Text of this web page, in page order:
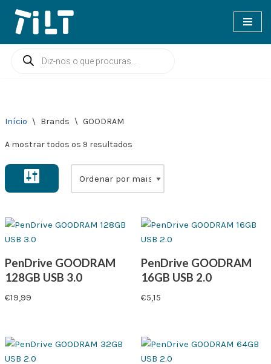
Avançar
para
Início \ Brands \ GOODRAM
A mostrar todos os 9 resultados
PenDrive GOODRAM
128GB USB 3.0
€19,99
PenDrive GOODRAM
16GB USB 2.0
€5,15